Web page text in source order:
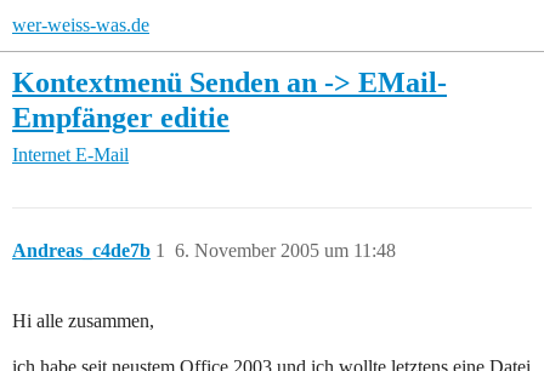
wer-weiss-was.de
Kontextmenü Senden an -> EMail-
Empfänger editie
Internet E-Mail
Andreas_c4de7b 6. November 2005 um 11:48
1
Hi alle zusammen,
ich habe seit neustem Office 2003 und ich wollte letztens eine Datei